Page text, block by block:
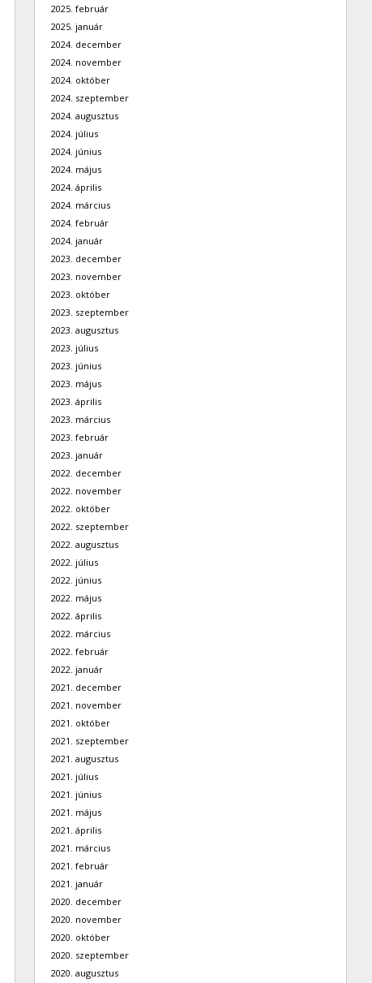
2025. február
2025. január
2024. december
2024. november
2024. október
2024. szeptember
2024. augusztus
2024. július
2024. június
2024. május
2024. április
2024. március
2024. február
2024. január
2023. december
2023. november
2023. október
2023. szeptember
2023. augusztus
2023. július
2023. június
2023. május
2023. április
2023. március
2023. február
2023. január
2022. december
2022. november
2022. október
2022. szeptember
2022. augusztus
2022. július
2022. június
2022. május
2022. április
2022. március
2022. február
2022. január
2021. december
2021. november
2021. október
2021. szeptember
2021. augusztus
2021. július
2021. június
2021. május
2021. április
2021. március
2021. február
2021. január
2020. december
2020. november
2020. október
2020. szeptember
2020. augusztus